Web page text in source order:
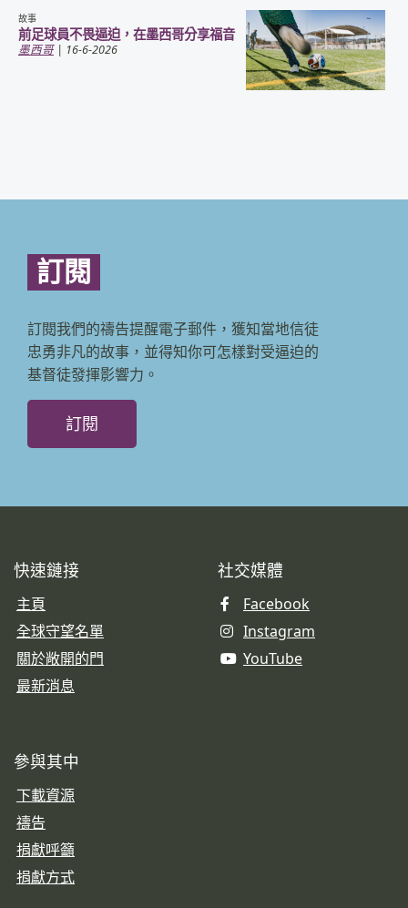
故事
前足球員不畏逼迫，在墨西哥分享福音
墨西哥| 16-6-2026
訂閱
訂閱我們的禱告提醒電子郵件，獲知當地信徒
忠勇非凡的故事，並得知你可怎樣對受逼迫的
基督徒發揮影響力。
訂閱
快速鏈接
主頁
全球守望名單
關於敞開的門
最新消息
社交媒體
Facebook
Instagram
YouTube
參與其中
下載資源
禱告
捐獻呼籲
捐獻方式